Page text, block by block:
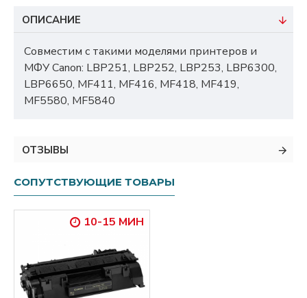
ОПИСАНИЕ
Совместим с такими моделями принтеров и
МФУ Canon: LBP251, LBP252, LBP253, LBP6300,
LBP6650, MF411, MF416, MF418, MF419,
MF5580, MF5840
ОТЗЫВЫ
СОПУТСТВУЮЩИЕ ТОВАРЫ
10-15 МИН